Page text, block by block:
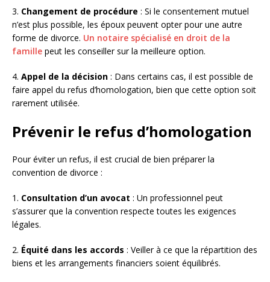
3. Changement de procédure : Si le consentement mutuel
n’est plus possible, les époux peuvent opter pour une autre
forme de divorce. Un notaire spécialisé en droit de la
famille peut les conseiller sur la meilleure option.
4. Appel de la décision : Dans certains cas, il est possible de
faire appel du refus d’homologation, bien que cette option soit
rarement utilisée.
Prévenir le refus d’homologation
Pour éviter un refus, il est crucial de bien préparer la
convention de divorce :
1. Consultation d’un avocat : Un professionnel peut
s’assurer que la convention respecte toutes les exigences
légales.
2. Équité dans les accords : Veiller à ce que la répartition des
biens et les arrangements financiers soient équilibrés.